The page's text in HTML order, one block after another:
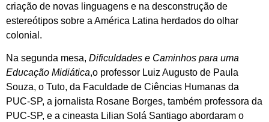
criação de novas linguagens e na desconstrução de
estereótipos sobre a América Latina herdados do olhar
colonial.
Na segunda mesa, Dificuldades e Caminhos para uma
Educação Midiática,o professor Luiz Augusto de Paula
Souza, o Tuto, da Faculdade de Ciências Humanas da
PUC-SP, a jornalista Rosane Borges, também professora da
PUC-SP, e a cineasta Lilian Solá Santiago abordaram o